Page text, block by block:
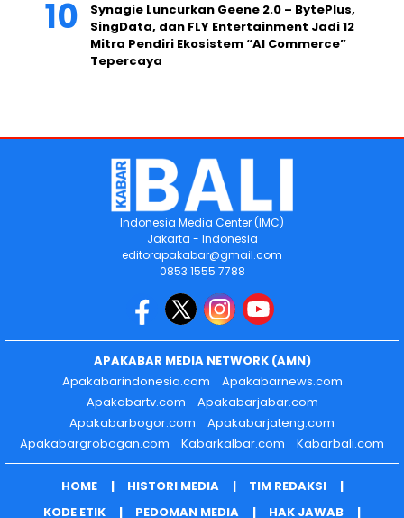
Synagie Luncurkan Geene 2.0 – BytePlus,
SingData, dan FLY Entertainment Jadi 12
Mitra Pendiri Ekosistem “AI Commerce”
Tepercaya
Indonesia Media Center (IMC)
Jakarta - Indonesia
editorapakabar@gmail.com
0853 1555 7788
APAKABAR MEDIA NETWORK (AMN)
Apakabarindonesia.com
Apakabarnews.com
Apakabartv.com
Apakabarjabar.com
Apakabarbogor.com
Apakabarjateng.com
Apakabargrobogan.com
Kabarkalbar.com Kabarbali.com
HOME HISTORI MEDIA
TIM REDAKSI
KODE ETIK
PEDOMAN MEDIA HAK JAWAB